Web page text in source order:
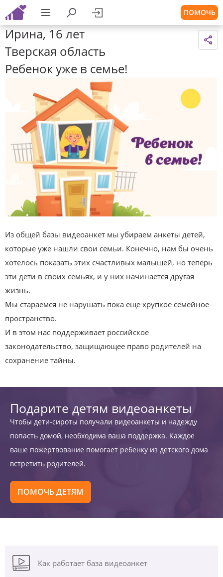
ПОМОЧЬ
Ирина, 16 лет
Тверская область
Ребенок уже в семье!
Из общей базы видеоанкет мы убираем анкеты детей,
которые уже нашли свои семьи. Конечно, нам бы очень
хотелось показать этих счастливых малышей, но теперь
эти дети в своих семьях, и у них начинается другая
жизнь.
Мы стараемся не нарушать пока еще хрупкое семейное
пространство.
И в этом нас поддерживает российское
законодательство, защищающее право родителей на
сохранение тайны.
Подарите детям видеоанкеты
Чтобы дети-сироты получали видеоанкеты и надежду
попасть домой, необходима ваша поддержка. Каждое
ваше пожертвование помогает ребенку из детского дома
встретить родителей.
ПОМОЧЬ ДЕТЯМ
Как работает база видеоанкет